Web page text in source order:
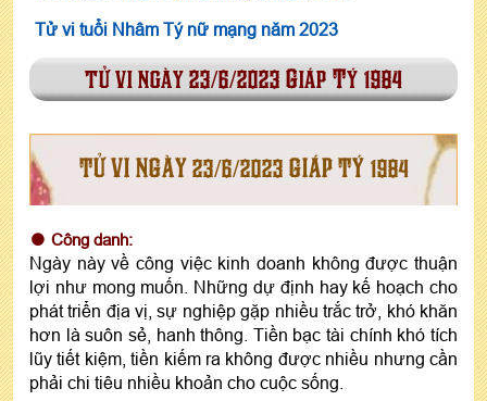
Tử vi tuổi Nhâm Tý nữ mạng năm 2023
tử vi ngày 23/6/2023 Giáp Tý 1984
TỬ VI NGÀY 23/6/2023 GIÁP TÝ 1984
Công danh:
Ngày này về công việc kinh doanh không được thuận
lợi như mong muốn. Những dự định hay kế hoạch cho
phát triển địa vị, sự nghiệp gặp nhiều trắc trở, khó khăn
hơn là suôn sẻ, hanh thông. Tiền bạc tài chính khó tích
lũy tiết kiệm, tiền kiếm ra không được nhiều nhưng cần
phải chi tiêu nhiều khoản cho cuộc sống.